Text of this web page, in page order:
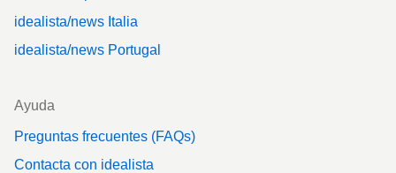
idealista/news Italia
idealista/news Portugal
Ayuda
Preguntas frecuentes (FAQs)
Contacta con idealista